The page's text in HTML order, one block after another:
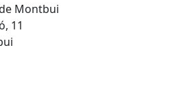
Montbui
11